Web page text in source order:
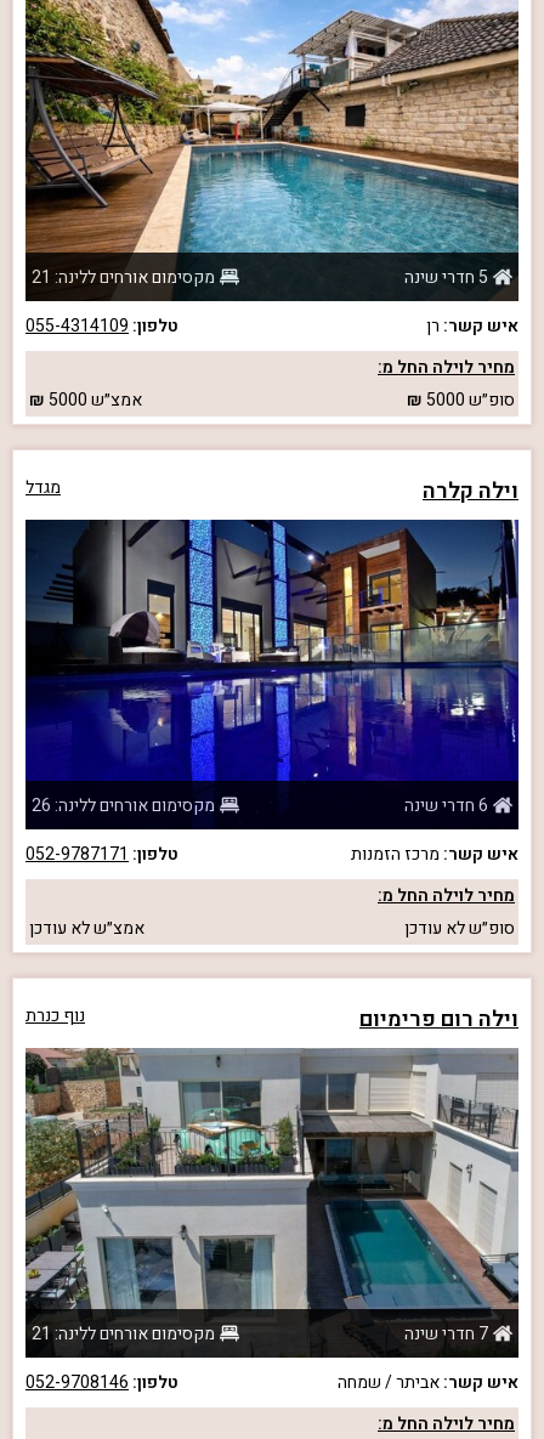
5 חדרי שינה
מקסימום אורחים ללינה: 21
איש קשר: רן טלפון: 055-4314109
מחיר לוילה החל מ:
סופ״ש5000 אמצ״ש5000
וילה קלרה מגדל
6 חדרי שינה
מקסימום אורחים ללינה: 26
איש קשר: מרכז הזמנות טלפון: 052-9787171
מחיר לוילה החל מ:
סופ״שלא עודכן אמצ״שלא עודכן
וילה רום פרימיום נוף כנרת
7 חדרי שינה
מקסימום אורחים ללינה: 21
איש קשר:אביתר / שמחה טלפון: 052-9708146
מחיר לוילה החל מ: